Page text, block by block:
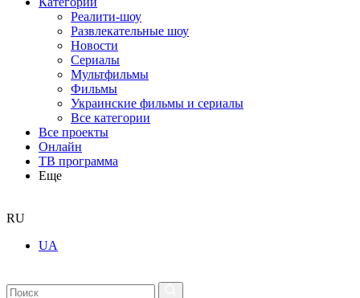
Реалити-шоу
Развлекательные шоу
Новости
Сериалы
Мультфильмы
Фильмы
Украинские фильмы и сериалы
Все категории
Все проекты
Онлайн
ТВ программа
Еще
RU
UA